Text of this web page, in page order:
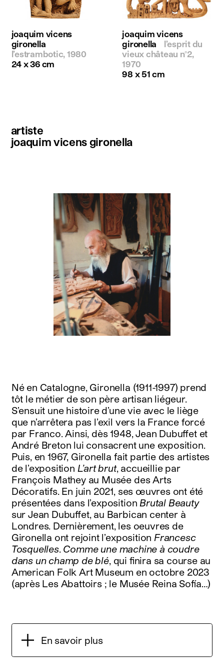
joaquim vicens
gironella
l’estrambotic, 1980
24 x 36 cm
joaquim vicens
gironella
l’esprit du
vieux château n°2,
1970
98 x 51 cm
artiste
joaquim vicens gironella
Né en Catalogne, Gironella (1911-1997) prend
tôt le métier de son père artisan liégeur.
S’ensuit une histoire d’une vie avec le liège
que n’arrêtera pas l’exil vers la France forcé
par Franco. Ainsi, dès 1948, Jean Dubuffet et
André Breton lui consacrent une exposition.
Puis, en 1967, Gironella fait partie des artistes
de l’exposition L’art brut, accueillie par
François Mathey au Musée des Arts
Décoratifs. En juin 2021, ses œuvres ont été
présentées dans l’exposition Brutal Beauty
sur Jean Dubuffet, au Barbican center à
Londres. Dernièrement, les oeuvres de
Gironella ont rejoint l’exposition Francesc
Tosquelles. Comme une machine à coudre
dans un champ de blé, qui finira sa course au
American Folk Art Museum en octobre 2023
(après Les Abattoirs ; le Musée Reina Sofía…)
En savoir plus